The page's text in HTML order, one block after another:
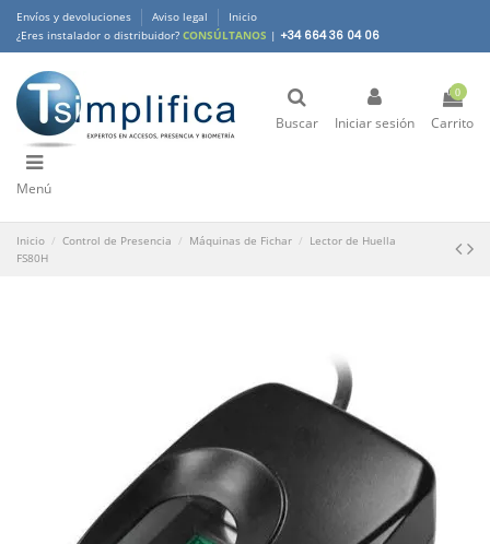
Envíos y devoluciones Aviso legal
Inicio
¿Eres instalador o distribuidor? CONSÚLTANOS | +34 664 36 04 06
Buscar Iniciar sesión
0
Carrito
Menú
Inicio Control de Presencia Máquinas de Fichar
Lector de Huella
FS80H